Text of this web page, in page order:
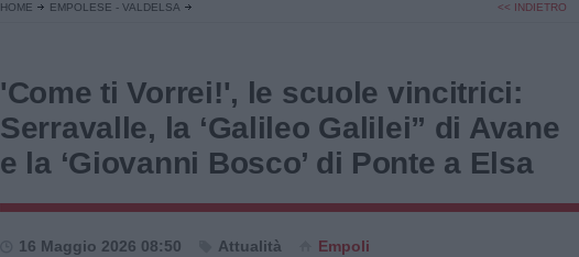
HOME EMPOLESE - VALDELSA << INDIETRO
'Come ti Vorrei!', le scuole vincitrici:
Serravalle, la ‘Galileo Galilei” di Avane
e la ‘Giovanni Bosco’ di Ponte a Elsa
16 Maggio 2026 08:50 Attualità Empoli